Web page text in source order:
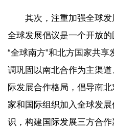
其次，注重加强全球发
全球发展倡议是一个开放
“全球南方”和北方国家共
调巩固以南北合作为主渠
际发展合作格局，倡导南
家和国际组织加入全球发
识，构建国际发展三方合作